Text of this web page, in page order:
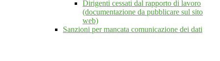
Dirigenti cessati dal rapporto di lavoro
(documentazione da pubblicare sul sito
web)
Sanzioni per mancata comunicazione dei dati